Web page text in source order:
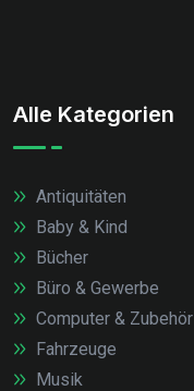
Alle Kategorien
Antiquitäten
Baby & Kind
Bücher
Büro & Gewerbe
Computer & Zubehör
Fahrzeuge
Musik